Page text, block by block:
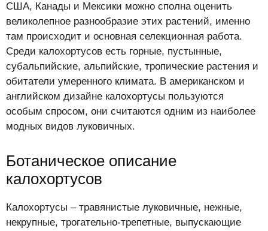
США, Канады и Мексики можно сполна оценить
великолепное разнообразие этих растений, именно
там происходит и основная селекционная работа.
Среди калохортусов есть горные, пустынные,
субальпийские, альпийские, тропические растения и
обитатели умеренного климата. В американском и
английском дизайне калохортусы пользуются
особым спросом, они считаются одним из наиболее
модных видов луковичных.
Ботаническое описание
калохортусов
Калохортусы – травянистые луковичные, нежные,
некрупные, трогательно-трепетные, выпускающие